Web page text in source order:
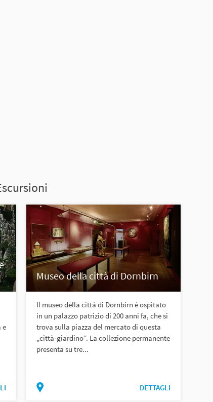
e
Museo della città di Dornbirn
Il museo della città di Dornbirn è ospitato
in un palazzo patrizio di 200 anni fa, che si
trova sulla piazza del mercato di questa
„città-giardino“. La collezione permanente
presenta su tre...
DETTAGLI